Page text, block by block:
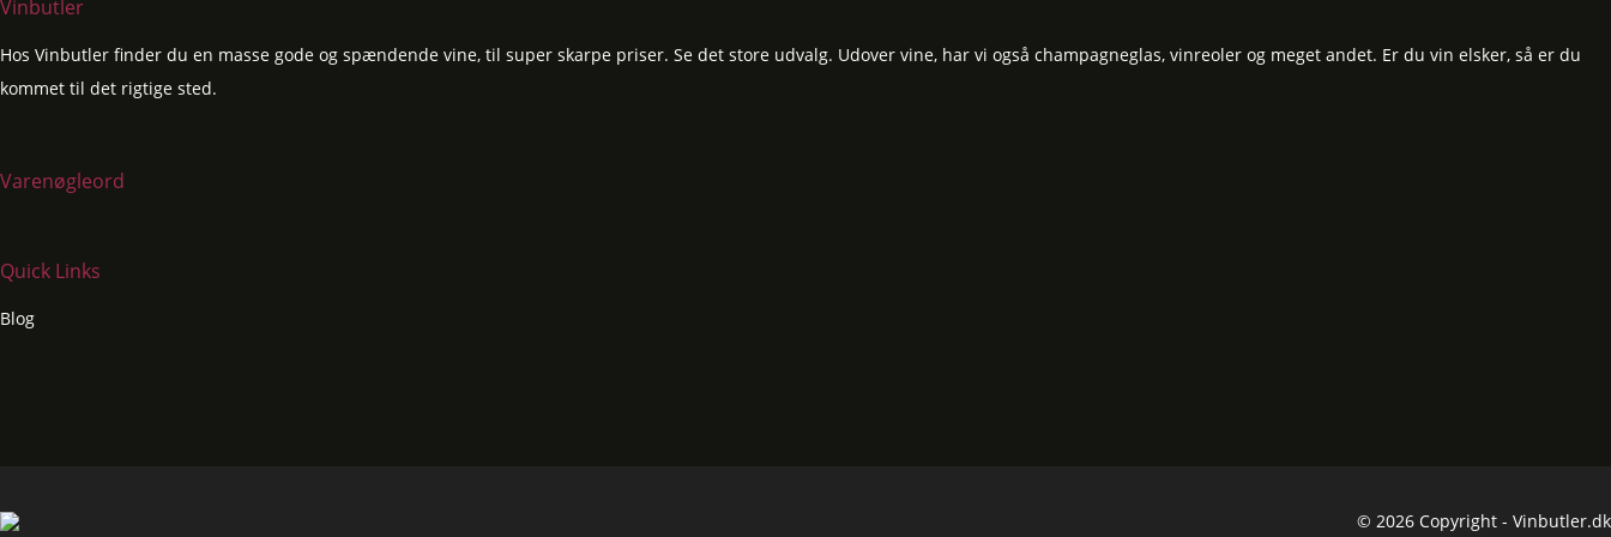
Vinbutler
Hos Vinbutler finder du en masse gode og spændende vine, til super skarpe priser. Se det store udvalg. Udover vine, har vi også champagneglas, vinreoler og meget andet. Er du vin elsker, så er du
kommet til det rigtige sted.
Varenøgleord
Quick Links
Blog
© 2026 Copyright - Vinbutler.dk